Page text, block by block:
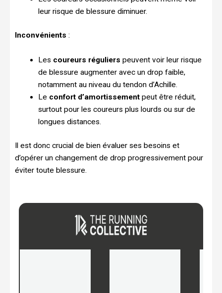
leur risque de blessure diminuer.
Inconvénients :
Les coureurs réguliers peuvent voir leur risque
de blessure augmenter avec un drop faible,
notamment au niveau du tendon d’Achille.
Le confort d’amortissementpeut être réduit,
surtout pour les coureurs plus lourds ou sur de
longues distances.
Il est donc crucial de bien évaluer ses besoins et
d’opérer un changement de drop progressivement pour
éviter toute blessure.